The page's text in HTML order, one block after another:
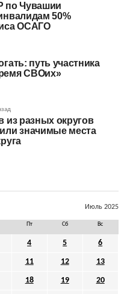
по Чувашии
50%
ОСАГО
путь участника
СВОих»
из разных округов
значимые места
Июль 2025
Пт Сб Вс
4 5 6
11 12 13
18 19 20